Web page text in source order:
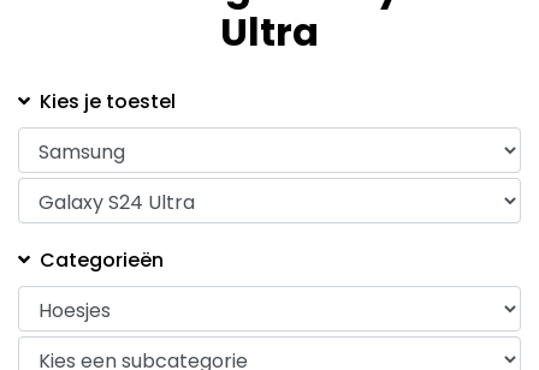
Ultra
Kies je toestel
Categorieën